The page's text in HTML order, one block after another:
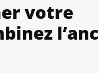
votre